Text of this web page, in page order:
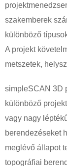
szakemberek
különböző
A projekt
metszetek,
simpleSCAN 3D
különböző
vagy nagy
berendezéseket
meglévő állapot
topográfiai